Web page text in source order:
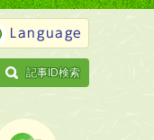
Language
記事ID検索